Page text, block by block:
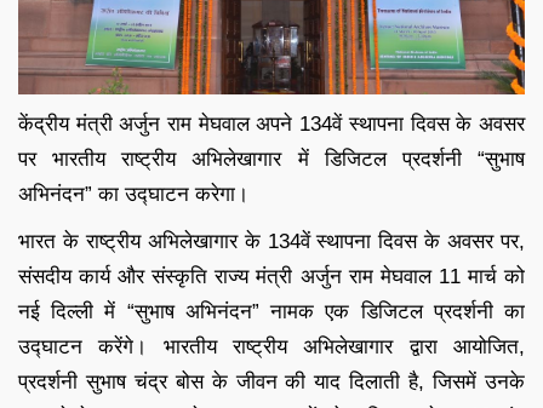
केंद्रीय मंत्री अर्जुन राम मेघवाल अपने 134वें स्थापना दिवस के अवसर
पर भारतीय राष्ट्रीय अभिलेखागार में डिजिटल प्रदर्शनी “सुभाष
अभिनंदन” का उद्घाटन करेगा।
भारत के राष्ट्रीय अभिलेखागार के 134वें स्थापना दिवस के अवसर पर,
संसदीय कार्य और संस्कृति राज्य मंत्री अर्जुन राम मेघवाल 11 मार्च को
नई दिल्ली में “सुभाष अभिनंदन” नामक एक डिजिटल प्रदर्शनी का
उद्घाटन करेंगे। भारतीय राष्ट्रीय अभिलेखागार द्वारा आयोजित,
प्रदर्शनी सुभाष चंद्र बोस के जीवन की याद दिलाती है, जिसमें उनके